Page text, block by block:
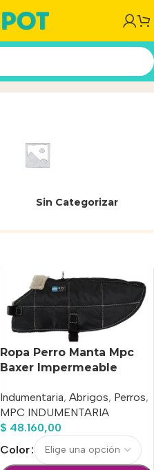
Sin Categorizar
Ropa Perro Manta Mpc
Baxer Impermeable
Indumentaria, Abrigos, Perros,
MPC INDUMENTARIA
$ 48.160,00
Color